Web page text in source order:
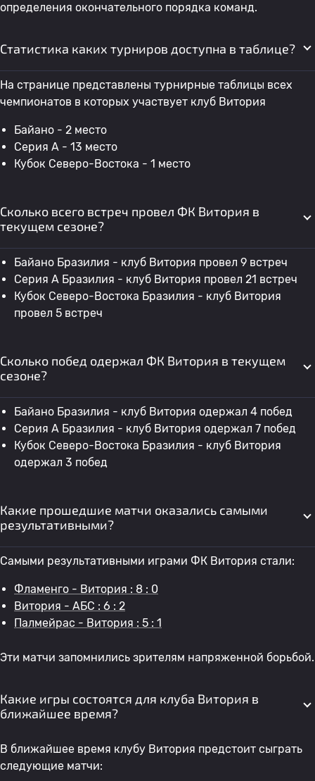
определения окончательного порядка команд.
Статистика каких турниров доступна в таблице?
На странице представлены турнирные таблицы всех
чемпионатов в которых участвует клуб Витория
Байано - 2 место
Серия А - 13 место
Кубок Северо-Востока - 1 место
Сколько всего встреч провел ФК Витория в
текущем сезоне?
Байано Бразилия - клуб Витория провел 9 встреч
Серия А Бразилия - клуб Витория провел 21 встреч
Кубок Северо-Востока Бразилия - клуб Витория
провел 5 встреч
Сколько побед одержал ФК Витория в текущем
сезоне?
Байано Бразилия - клуб Витория одержал 4 побед
Серия А Бразилия - клуб Витория одержал 7 побед
Кубок Северо-Востока Бразилия - клуб Витория
одержал 3 побед
Какие прошедшие матчи оказались самыми
результативными?
Самыми результативными играми ФК Витория стали:
Фламенго - Витория : 8 : 0
Витория - АБС : 6 : 2
Палмейрас - Витория : 5 : 1
Эти матчи запомнились зрителям напряженной борьбой.
Какие игры состоятся для клуба Витория в
ближайшее время?
В ближайшее время клубу Витория предстоит сыграть
следующие матчи: